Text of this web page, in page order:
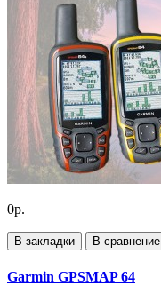
0р.
В закладки В сравнение
Garmin GPSMAP 64